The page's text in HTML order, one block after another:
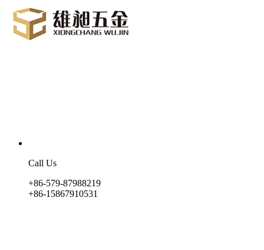
Call Us
+86-579-87988219
+86-15867910531